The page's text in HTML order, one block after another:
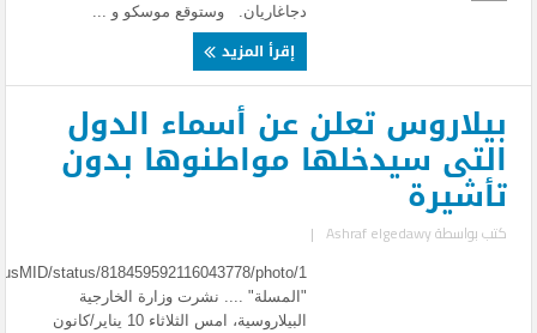
دجاغاريان. وستوقع موسكو و ...
إقرأ المزيد
بيلاروس تعلن عن أسماء الدول
التى سيدخلها مواطنوها بدون
تأشيرة
كتب بواسطةAshraf elgedawy
|
"المسلة" .... نشرت وزارة الخارجية
البيلاروسية، امس الثلاثاء 10 يناير/كانون